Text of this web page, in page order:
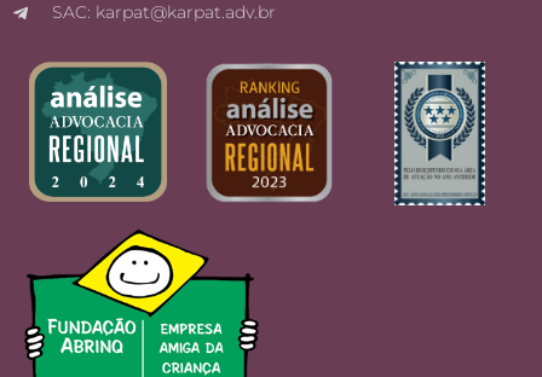
SAC: karpat@karpat.adv.br